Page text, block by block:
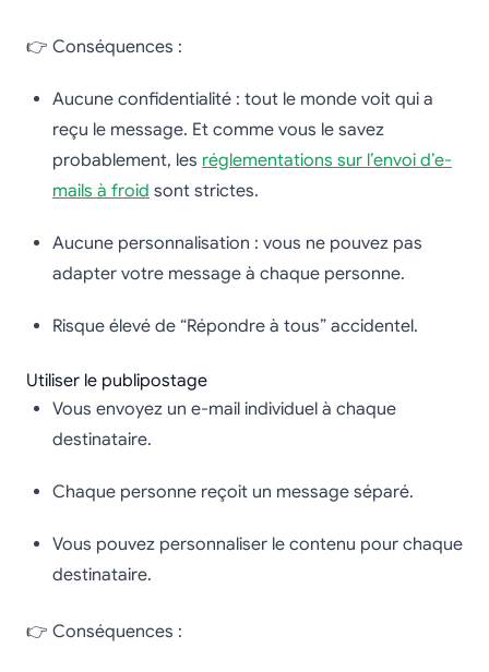
👉 Conséquences :
Aucune confidentialité : tout le monde voit qui a
reçu le message. Et comme vous le savez
probablement, les réglementations sur l’envoi d’e-
mails à froid sont strictes.
Aucune personnalisation : vous ne pouvez pas
adapter votre message à chaque personne.
Risque élevé de “Répondre à tous” accidentel.
Utiliser le publipostage
Vous envoyez un e-mail individuel à chaque
destinataire.
Chaque personne reçoit un message séparé.
Vous pouvez personnaliser le contenu pour chaque
destinataire.
👉 Conséquences :